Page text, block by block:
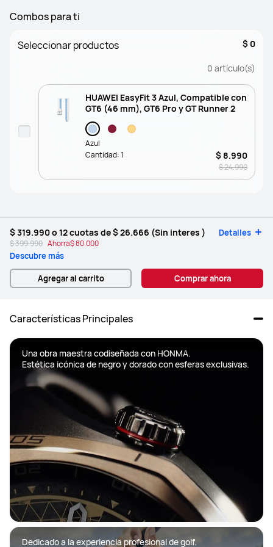
Combos para ti
Seleccionar productos $ 0
0 artículo(s)
HUAWEI EasyFit 3 Azul, Compatible con
GT6 (46 mm), GT6 Pro y GT Runner 2
Azul
$ 8.990
$ 24.990
Cantidad:1
$ 319.990o 12 cuotas de$ 26.666 (Sin interes ) Detalles
$ 399.990 Ahorra$ 80.000
Descubre más
Agregar al carrito Comprar ahora
Características Principales
Una obra maestra codiseñada con HONMA.
Dedicado a la experiencia profesional de golf.